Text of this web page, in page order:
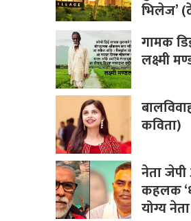
भिलेज’
गामक
लक्ष्मी
कविता)
नेता
कहलक
योग्य नेता